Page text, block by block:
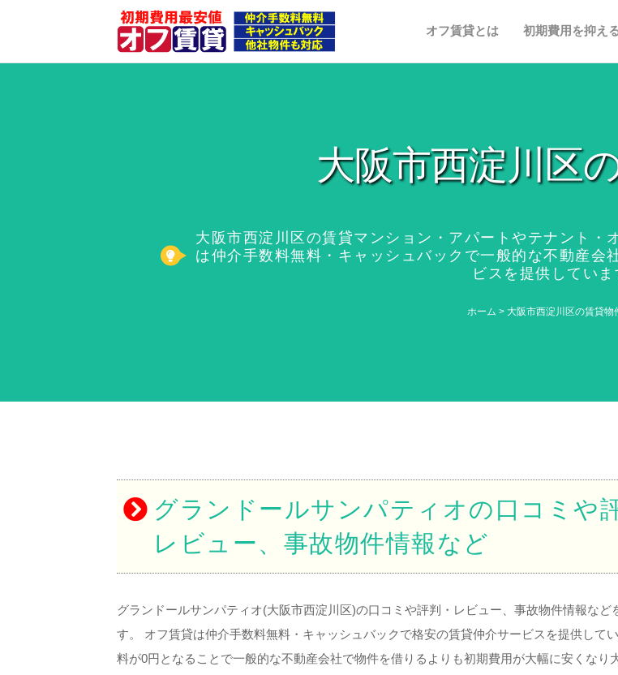
初期費用を抑え
オフ賃貸とは
大阪市西淀川区
大阪市西淀川区の賃貸マンション・アパートやテナント・
は仲介手数料無料・キャッシュバックで一般的な不動産会
ビスを提供していま
ホーム > 大阪市西淀川区の賃貸物
グランドールサンパティオの口コミや
レビュー、事故物件情報など
グランドールサンパティオ(大阪市西淀川区)の口コミや評判・レビュー、事故物件情報など
す。 オフ賃貸は仲介手数料無料・キャッシュバックで格安の賃貸仲介サービスを提供して
料が0円となることで一般的な不動産会社で物件を借りるよりも初期費用が大幅に安くなり